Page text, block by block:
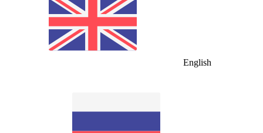
English